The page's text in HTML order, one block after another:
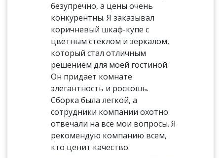
безупречно, а цены очень
конкурентны. Я заказывал
коричневый шкаф-купе с
цветным стеклом и зеркалом,
который стал отличным
решением для моей гостиной.
Он придает комнате
элегантность и роскошь.
Сборка была легкой, а
сотрудники компании охотно
отвечали на все мои вопросы. Я
рекомендую компанию всем,
кто ценит качество.